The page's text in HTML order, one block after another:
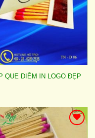
QUE DIÊM IN LOGO ĐẸP